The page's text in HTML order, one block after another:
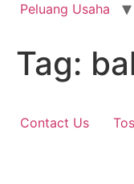
Peluang Usaha
Tag:
Contact Us Tos